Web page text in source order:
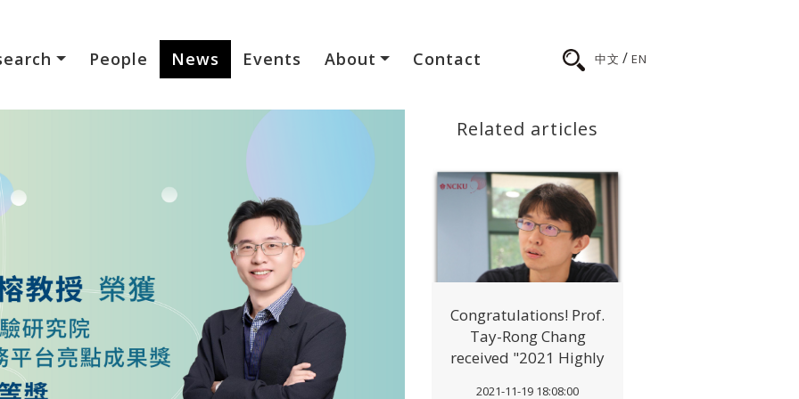
People News Events About Contact 中文 / EN
Related articles
Congratulations! Prof.
Tay-Rong Chang
received "2021 Highly
2021-11-19 18:08:00